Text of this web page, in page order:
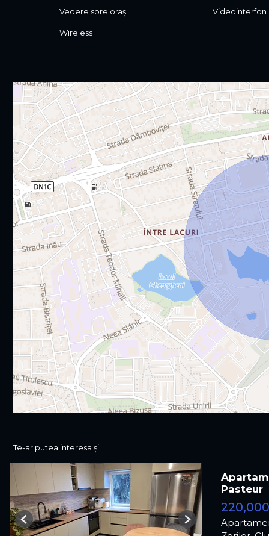
Vedere spre oraș Videointerfon
Wireless
Te-ar putea interesa și:
Previous Next
Pasteur